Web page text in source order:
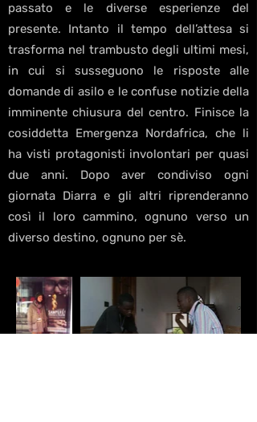
passato e le diverse esperienze del
presente. Intanto il tempo dell’attesa si
trasforma nel trambusto degli ultimi mesi,
in cui si susseguono le risposte alle
domande di asilo e le confuse notizie della
imminente chiusura del centro. Finisce la
cosiddetta Emergenza Nordafrica, che li
ha visti protagonisti involontari per quasi
due anni. Dopo aver condiviso ogni
giornata Diarra e gli altri riprenderanno
così il loro cammino, ognuno verso un
diverso destino, ognuno per sè.